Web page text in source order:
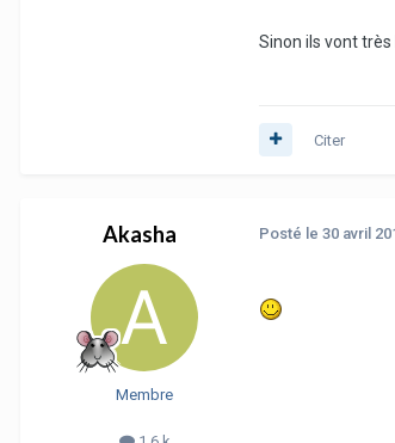
Sinon ils vont
Citer
Akasha
Membre
Posté le 30 avril